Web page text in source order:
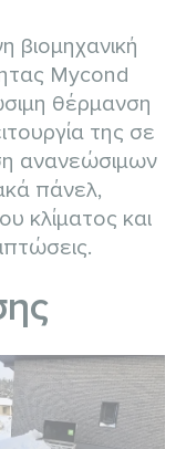
βιομηχανική
Mycond
θέρμανση
της σε
ανανεώσιμων
πάνελ,
κλίματος και